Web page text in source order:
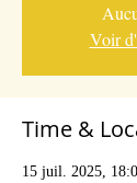
Voir
Time &
15 juil. 2025,